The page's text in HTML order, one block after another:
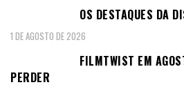
OS DESTAQUES DA
1 DE AGOSTO DE 2026
FILMTWIST EM
PERDER